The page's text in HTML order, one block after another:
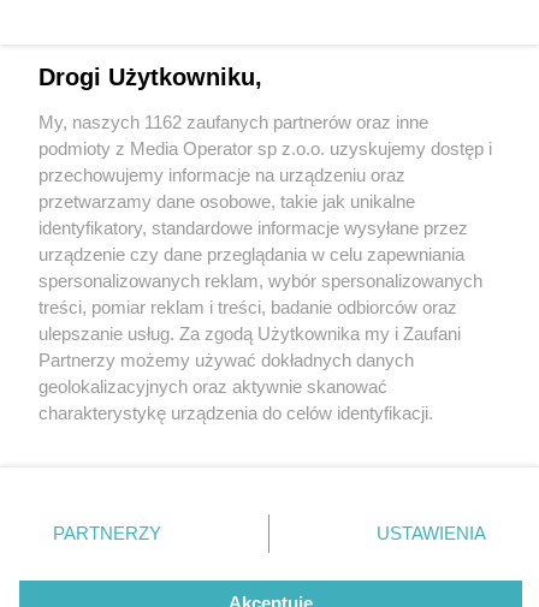
4 / 0
Wydawca mediów lokalnych
Nie zapomnij
zapoznać się z:
polityką prywatności regulamin korzystania z portali
Twojemiasto
Piekary Śląskie
Chorzów
Tarnowskie Góry
Gliwice
Skontakuj sięz nami
Kontakt
Wydawca
Redakcja
Drogi Użytkowniku,
My, naszych 1162 zaufanych partnerów oraz inne
podmioty z Media Operator sp z.o.o. uzyskujemy dostęp i
przechowujemy informacje na urządzeniu oraz
przetwarzamy dane osobowe, takie jak unikalne
identyfikatory, standardowe informacje wysyłane przez
urządzenie czy dane przeglądania w celu zapewniania
spersonalizowanych reklam, wybór spersonalizowanych
treści, pomiar reklam i treści, badanie odbiorców oraz
ulepszanie usług. Za zgodą Użytkownika my i Zaufani
Partnerzy możemy używać dokładnych danych
geolokalizacyjnych oraz aktywnie skanować
charakterystykę urządzenia do celów identyfikacji.
zmienić/wycofać klikając przycisk ustawień prywatności
znajdujący się w lewym dolnym rogu strony
rodzaje przetwarzania danych nie wymagają zgody
użytkownika, ale masz prawo sprzeciwić się takiemu
PARTNERZY USTAWIENIA
Akceptuję